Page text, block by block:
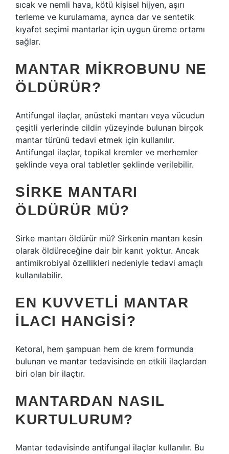
sıcak ve nemli hava, kötü kişisel hijyen, aşırı
terleme ve kurulamama, ayrıca dar ve sentetik
kıyafet seçimi mantarlar için uygun üreme ortamı
sağlar.
MANTAR MIKROBUNU NE
ÖLDÜRÜR?
Antifungal ilaçlar, anüsteki mantarı veya vücudun
çeşitli yerlerinde cildin yüzeyinde bulunan birçok
mantar türünü tedavi etmek için kullanılır.
Antifungal ilaçlar, topikal kremler ve merhemler
şeklinde veya oral tabletler şeklinde verilebilir.
SIRKE MANTARI
ÖLDÜRÜR MÜ?
Sirke mantarı öldürür mü? Sirkenin mantarı kesin
olarak öldüreceğine dair bir kanıt yoktur. Ancak
antimikrobiyal özellikleri nedeniyle tedavi amaçlı
kullanılabilir.
EN KUVVETLI MANTAR
ILACI HANGISI?
Ketoral, hem şampuan hem de krem ​​formunda
bulunan ve mantar tedavisinde en etkili ilaçlardan
biri olan bir ilaçtır.
MANTARDAN NASIL
KURTULURUM?
Mantar tedavisinde antifungal ilaçlar kullanılır. Bu